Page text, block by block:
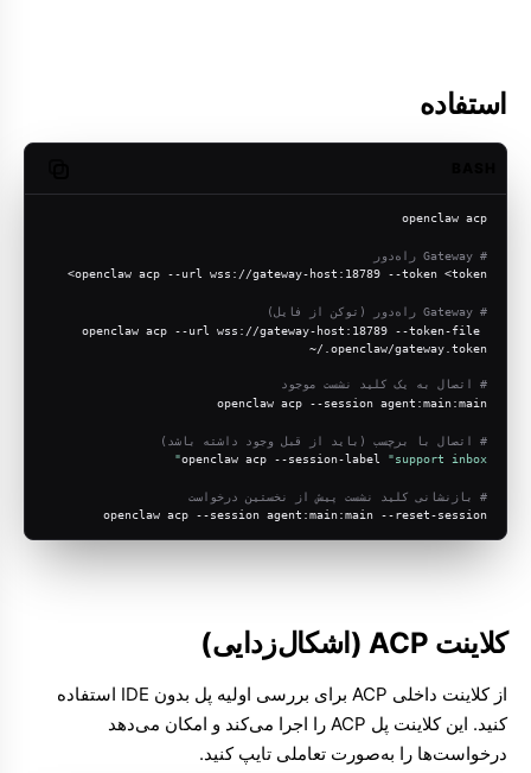
استفاده
openclaw acp
# Gateway راه‌دور
openclaw acp --url wss://gateway-host:18789 --token <token>
# Gateway راه‌دور (توکن از فایل)
openclaw acp --url wss://gateway-host:18789 --token-file
~/.openclaw/gateway.token
# اتصال به یک کلید نشست موجود
openclaw acp --session agent:main:main
# اتصال با برچسب (باید از قبل وجود داشته باشد)
openclaw acp --session-label "support inbox"
# بازنشانی کلید نشست پیش از نخستین درخواست
openclaw acp --session agent:main:main --reset-session
کلاینت ACP (اشکال‌زدایی)
از کلاینت داخلی ACP برای بررسی اولیه پل بدون IDE استفاده
کنید. این کلاینت پل ACP را اجرا می‌کند و امکان می‌دهد
درخواست‌ها را به‌صورت تعاملی تایپ کنید.